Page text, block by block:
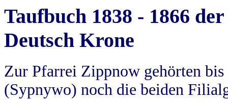
Taufbuch 1838 - 1866
Deutsch Krone
Zur Pfarrei Zippnow gehörten
(Sypnywo) noch die beiden